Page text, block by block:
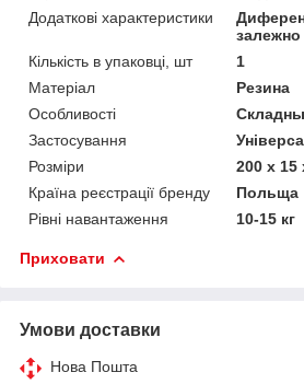
Додаткові характеристики
Кількість в упаковці, шт
1
Матеріал
Резина
Особливості
Застосування
Розміри
200 х 15
Країна реєстрації бренду
Польща
Рівні навантаження
10-15 кг
Приховати
Умови доставки
Нова Пошта